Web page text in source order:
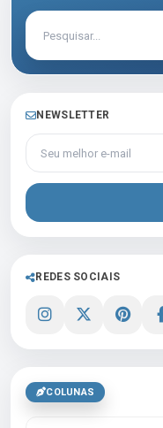
NEWSLETTER
Seu melhor e-mail
REDES SOCIAIS
COLUNAS